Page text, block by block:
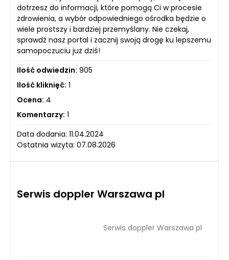
dotrzesz do informacji, które pomogą Ci w procesie
zdrowienia, a wybór odpowiedniego ośrodka będzie o
wiele prostszy i bardziej przemyślany. Nie czekaj,
sprawdź nasz portal i zacznij swoją drogę ku lepszemu
samopoczuciu już dziś!
Ilość odwiedzin: 905
Ilość kliknięć: 1
Ocena: 4
Komentarzy: 1
Data dodania: 11.04.2024
Ostatnia wizyta: 07.08.2026
Serwis doppler Warszawa pl
Serwis doppler Warszawa pl